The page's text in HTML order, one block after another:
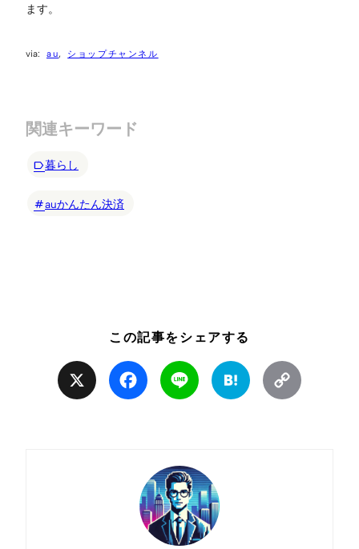
ます。
au ショップチャンネル
関連キーワード
暮らし
auかんたん決済
この記事をシェアする
Facebook Line Hatena